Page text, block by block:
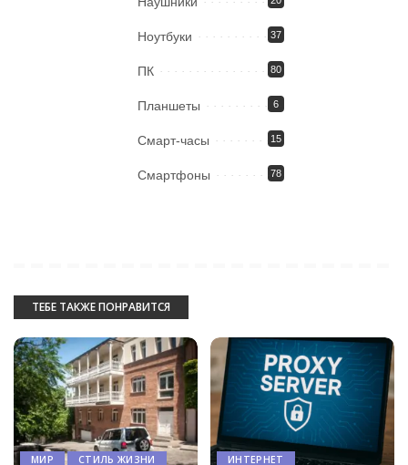
Ноутбуки 37
ПК 80
Планшеты 6
Смарт-часы 15
Смартфоны 78
ТЕБЕ ТАКЖЕ ПОНРАВИТСЯ
МИР СТИЛЬ ЖИЗНИ ИНТЕРНЕТ